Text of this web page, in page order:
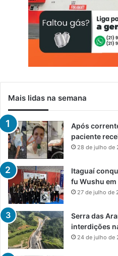
Mais lidas na semana
Após
paciente
28 de julho de
Itaguaí
fu Wushu
27 de julho de
Serra das
interdições
24 de julho de